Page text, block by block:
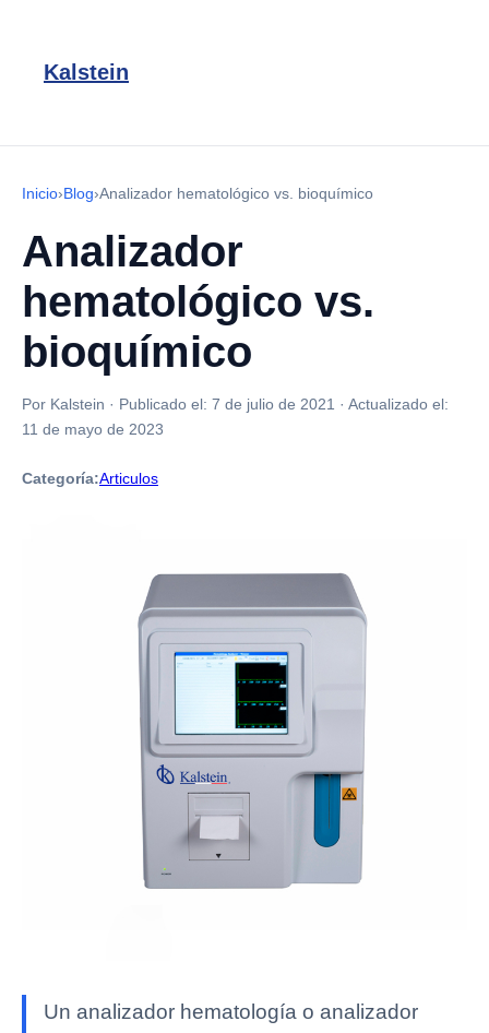
Kalstein
Inicio›Blog›Analizador hematológico vs. bioquímico
Analizador
hematológico vs.
bioquímico
Por Kalstein · Publicado el: 7 de julio de 2021 · Actualizado el:
11 de mayo de 2023
Categoría:Articulos
Un analizador hematología o analizador